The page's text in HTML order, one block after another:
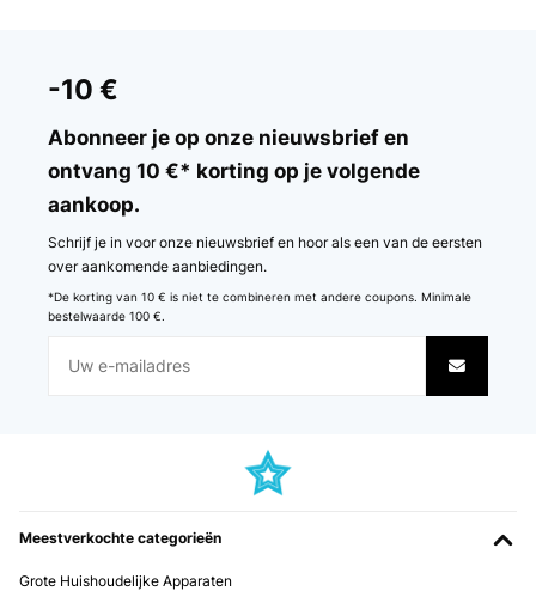
-10 €
Abonneer je op onze nieuwsbrief en
ontvang 10 €* korting op je volgende
aankoop.
Schrijf je in voor onze nieuwsbrief en hoor als een van de eersten
over aankomende aanbiedingen.
*De korting van 10 € is niet te combineren met andere coupons. Minimale
bestelwaarde 100 €.
Meestverkochte categorieën
Grote Huishoudelijke Apparaten